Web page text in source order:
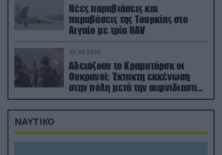
Νέες παραβιάσεις και
παραβάσεις της Τουρκίας στο
Αιγαίο με τρία UAV
05.08.2026
Αδειάζουν το Κραματόρσκ οι
Ουκρανοί: Έκτακτη εκκένωση
στην πόλη μετά την αιφνιδιαστική
προώθηση των Ρώσων (βίντεο)
ΝΑΥΤΙΚΟ